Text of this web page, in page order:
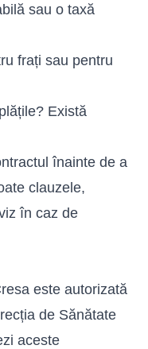
sau o taxă
frați sau pentru
Există
înainte de a
clauzele,
în caz de
este autorizată
de Sănătate
aceste